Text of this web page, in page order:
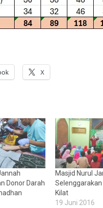
X
Donor Darah
Masjid Nurul
Kilat
19 Juni 2016